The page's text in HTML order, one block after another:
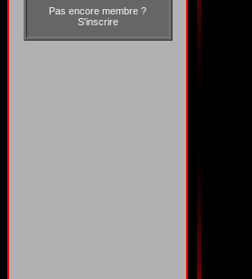
Pas encore membre ?
S'inscrire